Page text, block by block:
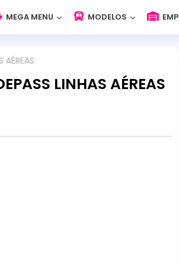
MEGA MENU MODELOS
LINHAS AÉREAS